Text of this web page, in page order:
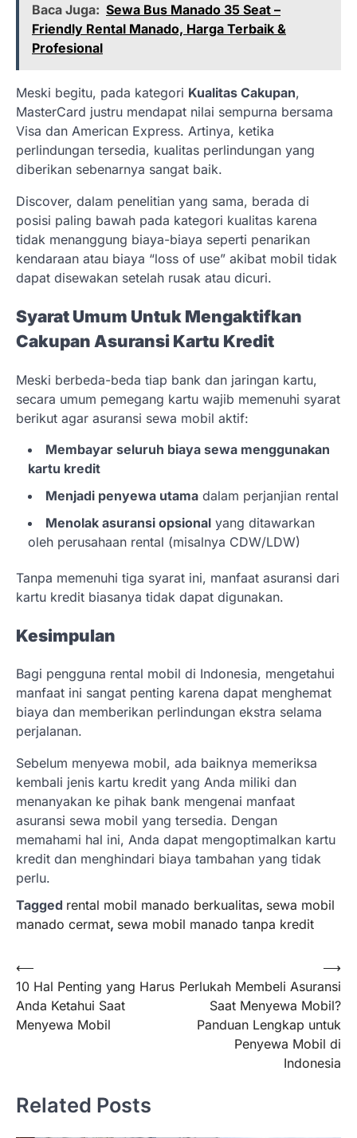
Baca Juga: Sewa Bus Manado 35 Seat –
Friendly Rental Manado, Harga Terbaik &
Profesional
Meski begitu, pada kategori Kualitas Cakupan,
MasterCard justru mendapat nilai sempurna bersama
Visa dan American Express. Artinya, ketika
perlindungan tersedia, kualitas perlindungan yang
diberikan sebenarnya sangat baik.
Discover, dalam penelitian yang sama, berada di
posisi paling bawah pada kategori kualitas karena
tidak menanggung biaya-biaya seperti penarikan
kendaraan atau biaya “loss of use” akibat mobil tidak
dapat disewakan setelah rusak atau dicuri.
Syarat Umum Untuk Mengaktifkan
Cakupan Asuransi Kartu Kredit
Meski berbeda-beda tiap bank dan jaringan kartu,
secara umum pemegang kartu wajib memenuhi syarat
berikut agar asuransi sewa mobil aktif:
Membayar seluruh biaya sewa menggunakan
kartu kredit
Menjadi penyewa utama dalam perjanjian rental
Menolak asuransi opsional yang ditawarkan
oleh perusahaan rental (misalnya CDW/LDW)
Tanpa memenuhi tiga syarat ini, manfaat asuransi dari
kartu kredit biasanya tidak dapat digunakan.
Kesimpulan
Bagi pengguna rental mobil di Indonesia, mengetahui
manfaat ini sangat penting karena dapat menghemat
biaya dan memberikan perlindungan ekstra selama
perjalanan.
Sebelum menyewa mobil, ada baiknya memeriksa
kembali jenis kartu kredit yang Anda miliki dan
menanyakan ke pihak bank mengenai manfaat
asuransi sewa mobil yang tersedia. Dengan
memahami hal ini, Anda dapat mengoptimalkan kartu
kredit dan menghindari biaya tambahan yang tidak
perlu.
Tagged rental mobil manado berkualitas, sewa mobil
manado cermat, sewa mobil manado tanpa kredit
Navigasi
pos
⟵
10 Hal Penting yang Harus
Anda Ketahui Saat
Menyewa Mobil
Perlukah Membeli Asuransi
Saat Menyewa Mobil?
Panduan Lengkap untuk
Penyewa Mobil di
Indonesia
⟶
Related Posts